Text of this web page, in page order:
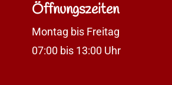
Öffnungszeiten
Montag bis Freitag
07:00 bis 13:00 Uhr